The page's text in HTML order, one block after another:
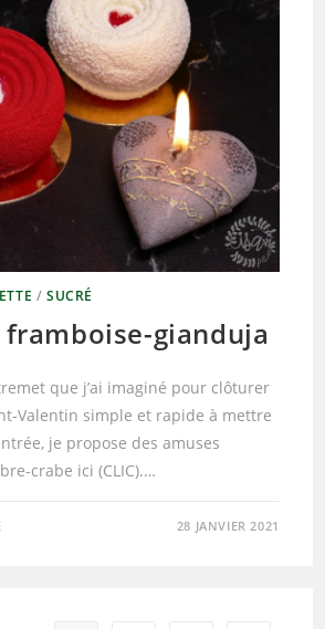
/SUCRÉ
gianduja
que j’ai imaginé pour clôturer
Valentin simple et rapide à mettre
je propose des amuses
crabe ici (CLIC).…
28 JANVIER 2021